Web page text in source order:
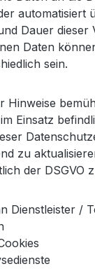
automatisiert
Dauer dieser
Daten
sein.
Hinweise
Einsatz
zu
der DSGVO
Dienstleister /